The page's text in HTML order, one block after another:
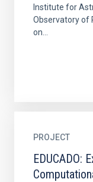
Institute for
Observatory of
on...
PROJECT
EDUCADO: